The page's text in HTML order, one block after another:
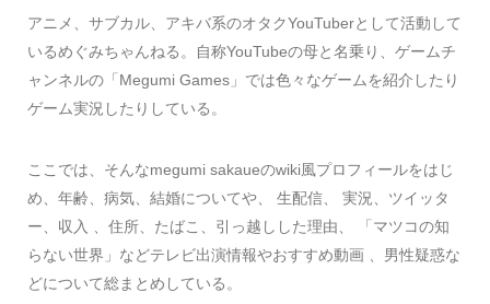
アニメ、サブカル、アキバ系のオタクYouTuberとして活動して
いるめぐみちゃんねる。自称YouTubeの母と名乗り、ゲームチ
ャンネルの「Megumi Games」では色々なゲームを紹介したり
ゲーム実況したりしている。
ここでは、そんなmegumi sakaueのwiki風プロフィールをはじ
め、年齢、病気、結婚についてや、 生配信、 実況、ツイッタ
ー、収入 、住所、たばこ、引っ越しした理由、 「マツコの知
らない世界」などテレビ出演情報やおすすめ動画 、男性疑惑な
どについて総まとめしている。